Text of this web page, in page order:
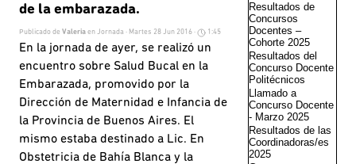
de la embarazada.
Publicado de Valeria en Jornada · Martes 28 Jun 2016 · 1:45
En la jornada de ayer, se realizó un
encuentro sobre Salud Bucal en la
Embarazada, promovido por la
Dirección de Maternidad e Infancia de
la Provincia de Buenos Aires. El
mismo estaba destinado a Lic. En
Obstetricia de Bahía Blanca y la
Resultados de
Concursos
Docentes –
Cohorte 2025
Resultados del
Concurso Docente
Politécnicos
Llamado a
Concurso Docente
- Marzo 2025
Resultados de las
Coordinadoras/es
2025